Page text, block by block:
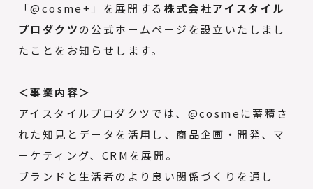
「@cosme+」を展開する 株式会社アイスタイル
プロダクツの公式ホームページを設立いたしまし
たことをお知らせします。
＜事業内容＞
アイスタイルプロダクツでは、@cosmeに蓄積さ
れた知見とデータを活用し、商品企画・開発、マ
ーケティング、CRMを展開。
ブランドと生活者のより良い関係づくりを通し